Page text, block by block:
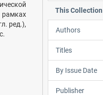
ред.),
This Collection
Authors
Titles
By Issue Date
Publisher